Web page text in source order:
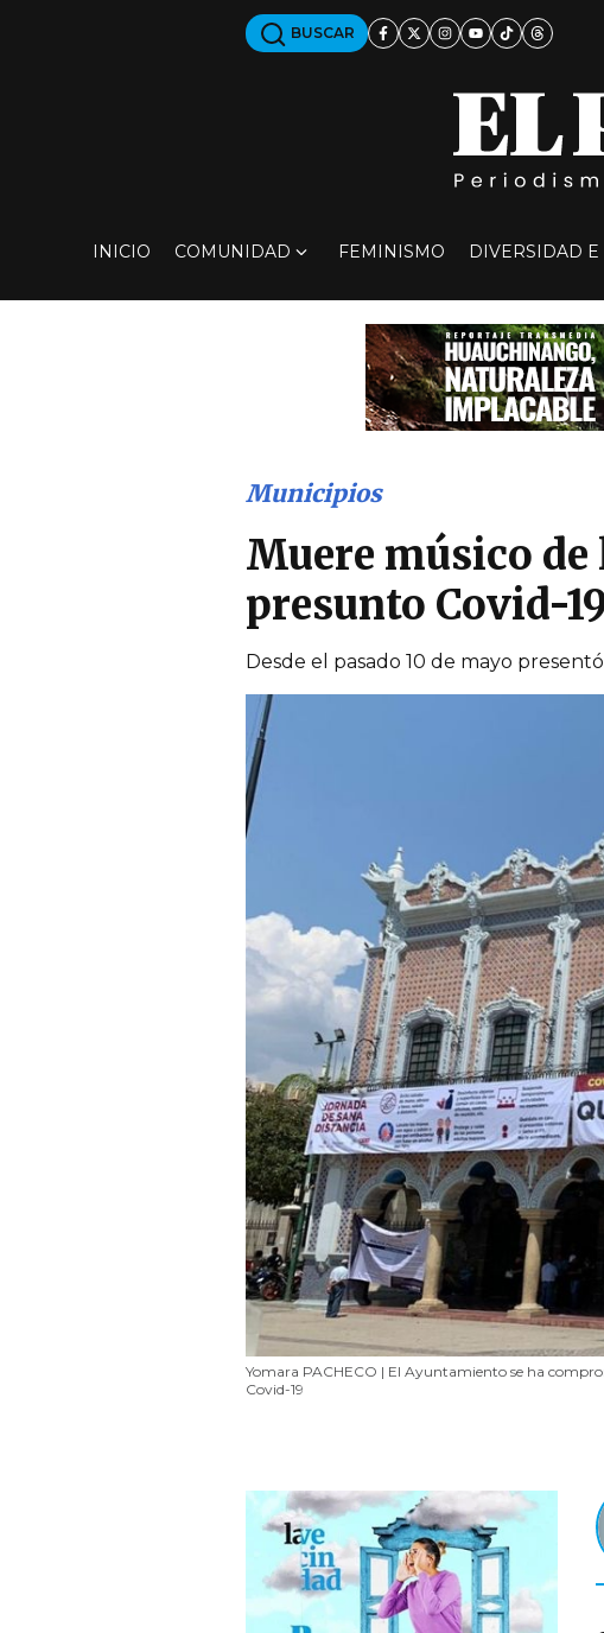
BUSCAR
INICIO COMUNIDAD FEMINISMO DIVERSIDAD
Yomara PACHECO | El Ayuntamiento se ha
Covid-19
Municipios
Muere músico
presunto Covid-
Desde el pasado 10 de mayo